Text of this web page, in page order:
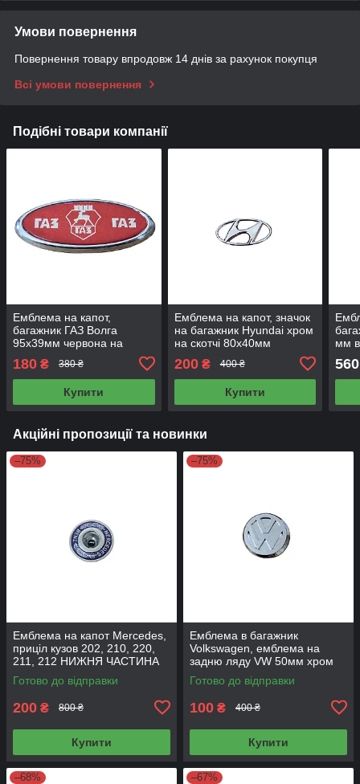
Умови повернення
Повернення товару впродовж 14 днів за рахунок покупця
Всі умови повернення
Подібні товари компанії
Емблема на капот,
багажник ГАЗ Волга
95х39мм червона на
180 ₴ 380 ₴
Купити
Емблема на капот, значок
на багажник Hyundai хром
на скотчі 80х40мм
200₴ 400 ₴
Купити
мм
560
Акційні пропозиції та новинки
–75%
Емблема на капот Mercedes,
приціл кузов 202, 210, 220,
211, 212 НИЖНЯ ЧАСТИНА
(Эмблема мерс 210 НИЖНЯ
Ч)
Готово до відправки
200 ₴ 800 ₴
Купити
–75%
Емблема в багажник
Volkswagen, емблема на
задню ляду VW 50мм хром
УЦІНКА!
Готово до відправки
100 ₴ 400 ₴
Купити
–68% –67%